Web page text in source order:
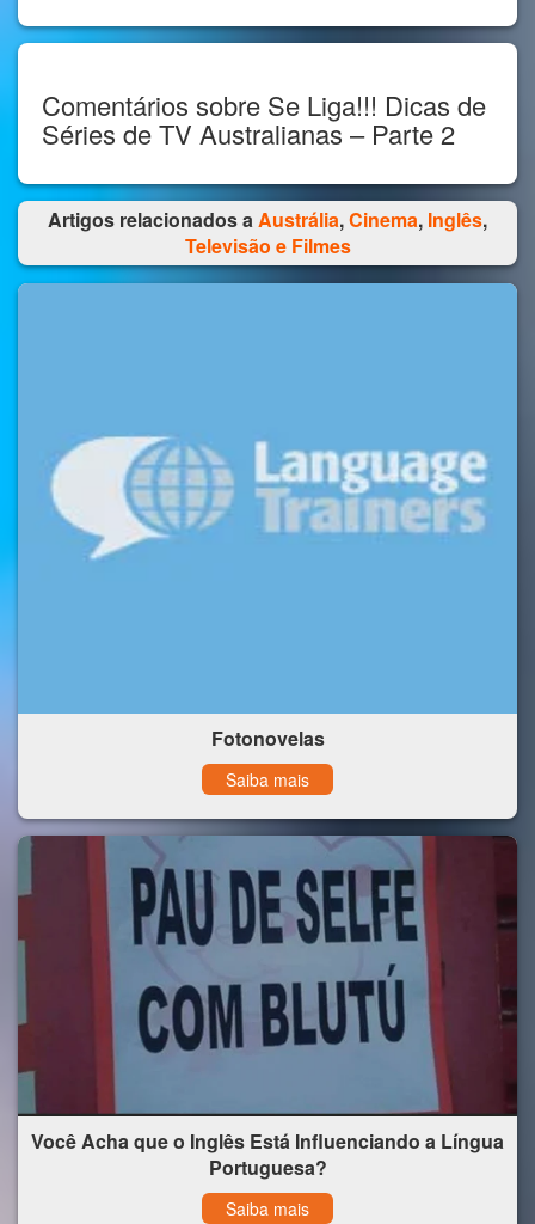
Comentários sobre Se Liga!!! Dicas de
Séries de TV Australianas – Parte 2
Artigos relacionados aAustrália,Cinema, Inglês,
Televisão e Filmes
Fotonovelas
Saiba mais
Você Acha que o Inglês Está Influenciando a Língua
Portuguesa?
Saiba mais